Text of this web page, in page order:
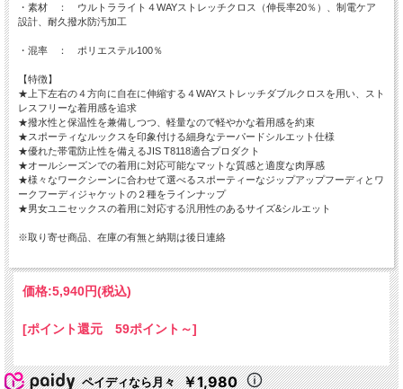
・素材 ： ウルトラライト４WAYストレッチクロス（伸長率20％）、制電ケア
設計、耐久撥水防汚加工
・混率 ： ポリエステル100％
【特徴】
★上下左右の４方向に自在に伸縮する４WAYストレッチダブルクロスを用い、スト
レスフリーな着用感を追求
★撥水性と保温性を兼備しつつ、軽量なので軽やかな着用感を約束
★スポーティなルックスを印象付ける細身なテーパードシルエット仕様
★優れた帯電防止性を備えるJIS T8118適合プロダクト
★オールシーズンでの着用に対応可能なマットな質感と適度な肉厚感
★様々なワークシーンに合わせて選べるスポーティーなジップアップフーディとワ
ークフーディジャケットの２種をラインナップ
★男女ユニセックスの着用に対応する汎用性のあるサイズ&シルエット
※取り寄せ商品、在庫の有無と納期は後日連絡
価格:5,940円(税込)
[ポイント還元 59ポイント～]
ペイディなら月々 ￥1,980